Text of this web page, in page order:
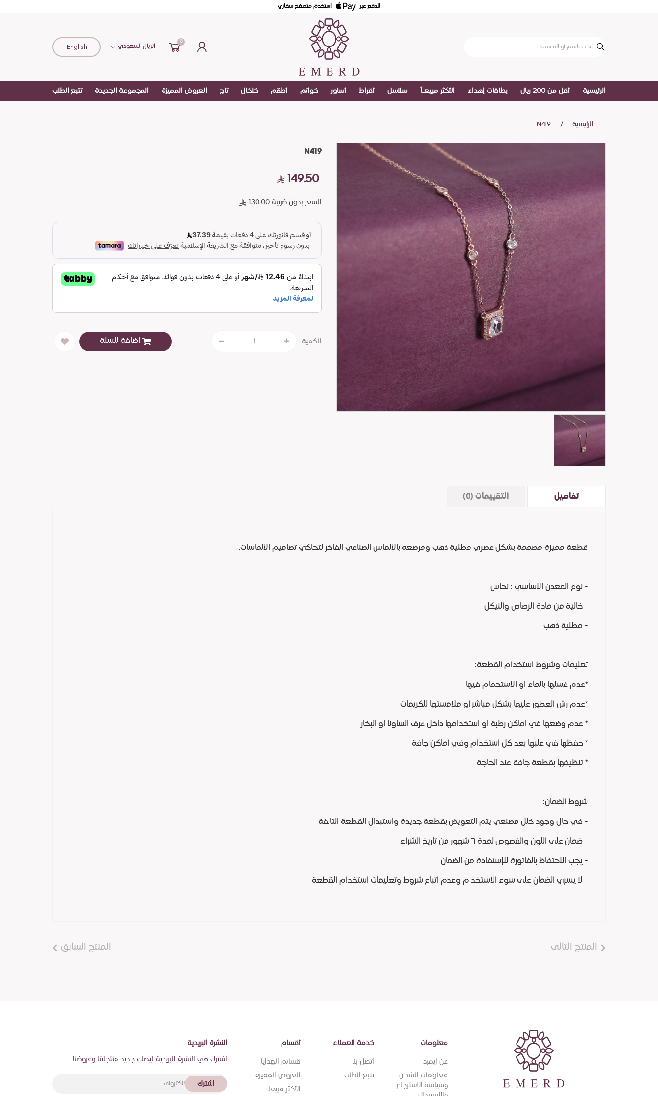
للدفع عبر استخدم متصفح سفاري
0
الريال السعودي English
الرئيسية أقل من 200 ريال بطاقات إهداء الأكثر مبيعـاً سلاسل أقراط أساور خواتم أطقم خلخال تاج العروض المميزة المجموعة الجديدة تتبع الطلب
الرئيسية N419
N419
149.50
السعر بدون ضريبة 130.00
الكمية اضافة للسلة
تفاصيل التقييمات (0)
قطعة مميزة مصممة بشكل عصري مطلية ذهب ومرصعه بالألماس الصناعي الفاخر لتحاكي تصاميم الألماسات.
- نوع المعدن الاساسي : نحاس
- خالية من مادة الرصاص والنيكل
- مطلية ذهب
تعليمات وشروط استخدام القطعة:
*عدم غسلها بالماء او الاستحمام فيها
*عدم رش العطور عليها بشكل مباشر او ملامستها للكريمات
* عدم وضعها في اماكن رطبة او استخدامها داخل غرف الساونا او البخار
* حفظها في علبها بعد كل استخدام وفي اماكن جافة
* تنظيفها بقطعة جافة عند الحاجة
شروط الضمان:
- في حال وجود خلل مصنعي يتم التعويض بقطعة جديدة واستبدال القطعة التالفة
- ضمان على اللون والفصوص لمدة ٦ شهور من تاريخ الشراء
- يجب الاحتفاظ بالفاتورة للإستفادة من الضمان
- لا يسري الضمان على سوء الاستخدام وعدم اتباع شروط وتعليمات استخدام القطعة
المنتج التالى المنتج السابق
معلومات
عن إيمرد
معلومات الشحن
وسياسة الاسترجاع
خدمة العملاء
اتصل بنا
تتبع الطلب
أقسام
قسائم الهدايا
العروض المميزة
الأكثر مبيعا
النشرة البريدية
اشترك في النشرة البريدية ليصلك جديد منتجاتنا وعروضنا
اشترك